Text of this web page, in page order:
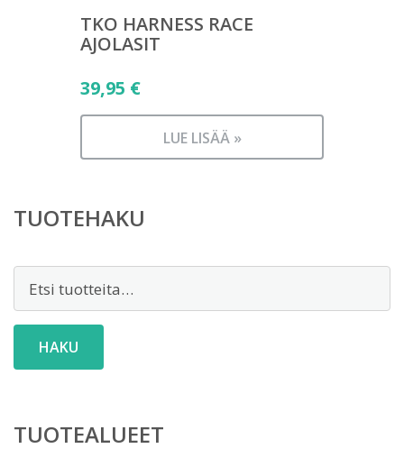
TKO HARNESS RACE
AJOLASIT
39,95 €
LUE LISÄÄ »
TUOTEHAKU
HAKU
TUOTEALUEET